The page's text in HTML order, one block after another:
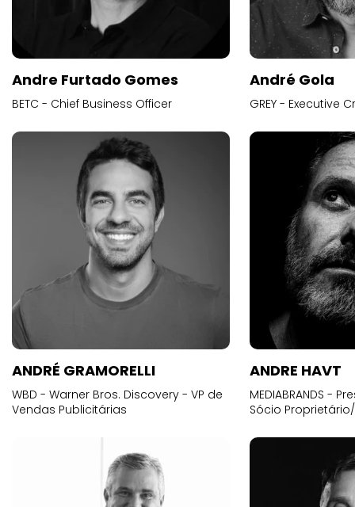
Andre Furtado Gomes
BETC - Chief Business Officer
André Gola
GREY - Executive
ANDRÉ GRAMORELLI
WBD - Warner Bros. Discovery - VP de
Vendas Publicitárias
ANDRE HAVT
MEDIABRANDS -
Sócio